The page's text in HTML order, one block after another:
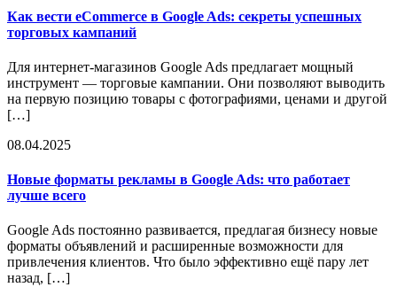
Как вести eCommerce в Google Ads: секреты успешных
торговых кампаний
Для интернет-магазинов Google Ads предлагает мощный
инструмент — торговые кампании. Они позволяют выводить
на первую позицию товары с фотографиями, ценами и другой
[…]
08.04.2025
Новые форматы рекламы в Google Ads: что работает
лучше всего
Google Ads постоянно развивается, предлагая бизнесу новые
форматы объявлений и расширенные возможности для
привлечения клиентов. Что было эффективно ещё пару лет
назад, […]